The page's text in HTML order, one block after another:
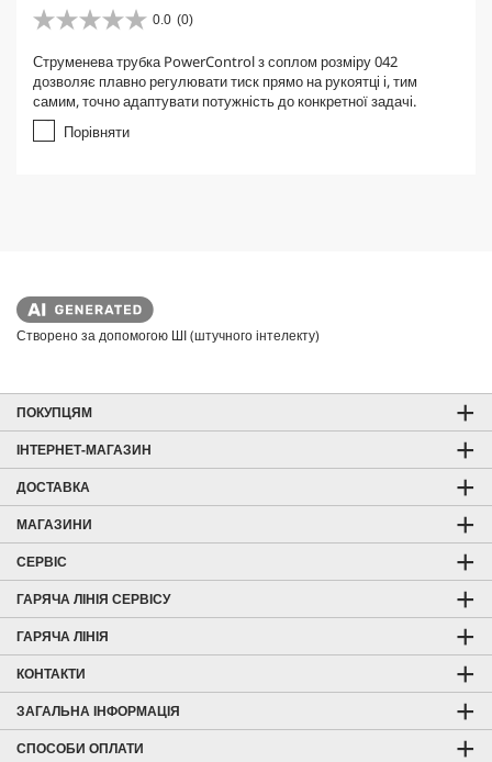
0.0 (0)
0
0
з
5
і
Струменева трубка PowerControl з соплом розміру 042
дозволяє плавно регулювати тиск прямо на рукоятці і, тим
самим, точно адаптувати потужність до конкретної задачі.
Порівняти
Створено за допомогою ШІ (штучного інтелекту)
ПОКУПЦЯМ
ІНТЕРНЕТ-МАГАЗИН
ДОСТАВКА
МАГАЗИНИ
СЕРВІС
ГАРЯЧА ЛІНІЯ СЕРВІСУ
ГАРЯЧА ЛІНІЯ
КОНТАКТИ
ЗАГАЛЬНА ІНФОРМАЦІЯ
СПОСОБИ ОПЛАТИ